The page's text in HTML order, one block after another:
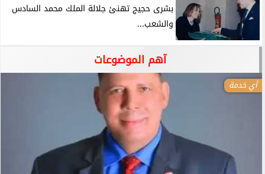
بشرى حجيج تهنئ جلالة الملك محمد السادس
والشعب...
آهم الموضوعات
أي خدمة